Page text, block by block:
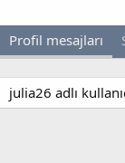
Profil mesajları
julia26 adlı